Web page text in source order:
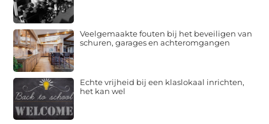
Veelgemaakte fouten bij het beveiligen van
schuren, garages en achteromgangen
Echte vrijheid bij een klaslokaal inrichten,
het kan wel